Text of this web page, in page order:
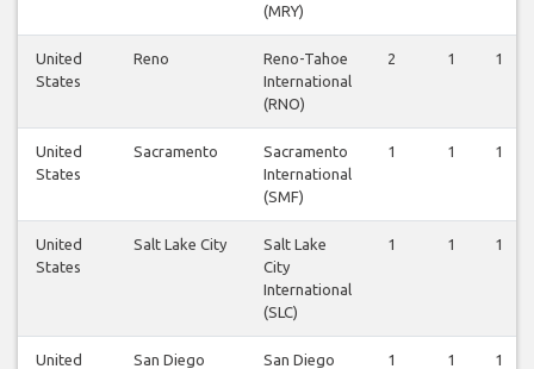
(MRY)
United
States
Reno
Reno-Tahoe
International
(RNO)
2 1 1
United
States
Sacramento
Sacramento
International
(SMF)
1 1 1
United
States
Salt Lake City
Salt Lake
City
International
(SLC)
1 1 1
United
San Diego
San Diego
1 1 1